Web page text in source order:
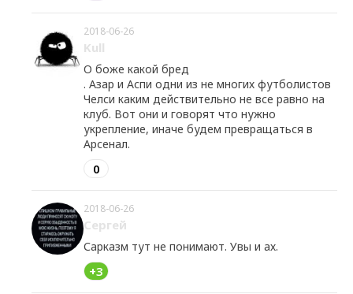
2018-06-26
Kull
О боже какой бред
. Азар и Аспи одни из не многих футболистов
Челси каким действительно не все равно на
клуб. Вот они и говорят что нужно
укрепление, иначе будем превращаться в
Арсенал.
0
2018-06-26
Сергей
Сарказм тут не понимают. Увы и ах.
+3